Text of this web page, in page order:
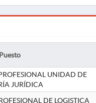
Puesto
UNIDAD DE
JURÍDICA
DE LOGISTICA